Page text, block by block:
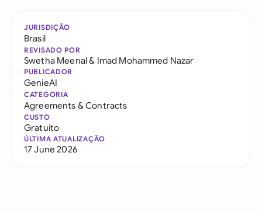
JURISDIÇÃO
Brasil
REVISADO POR
Swetha Meenal& Imad Mohammed Nazar
PUBLICADOR
GenieAI
CATEGORIA
Agreements & Contracts
CUSTO
Gratuito
ÚLTIMA ATUALIZAÇÃO
17 June 2026